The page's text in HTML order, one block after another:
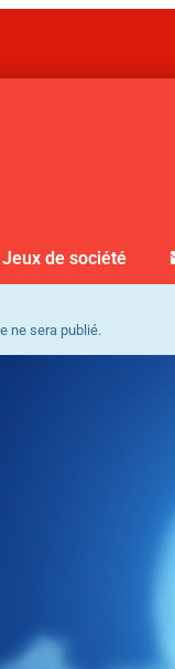
Jeux de société
ne sera publié.